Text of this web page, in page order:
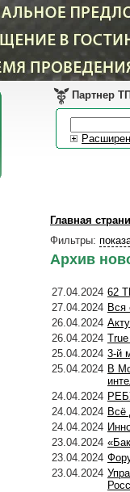
Партнер
Главная
Фильтры:
Архив
27.04.2024 62
27.04.2024 Вся
26.04.2024
26.04.2024
25.04.2024 3-й
25.04.2024 В
24.04.2024
24.04.2024 Всё
24.04.2024
23.04.2024
23.04.2024
23.04.2024